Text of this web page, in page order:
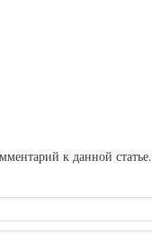
к данной